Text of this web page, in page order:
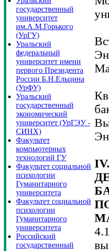
государственный
университет
им.А.М.Горького
(УрГУ)
Уральский
федеральный
университет имени
первого Президента
России Б.Н.Ельцина
(УрФУ)
Уральский
государственный
экономический
университет (УрГЭУ -
СИНХ)
Факультет
компьютерных
технологий ГУ
Факультет социальной
психологии
Гуманитарного
университета
Факультет социальной
психологии
Гуманитарного
университета
Российский
государственный